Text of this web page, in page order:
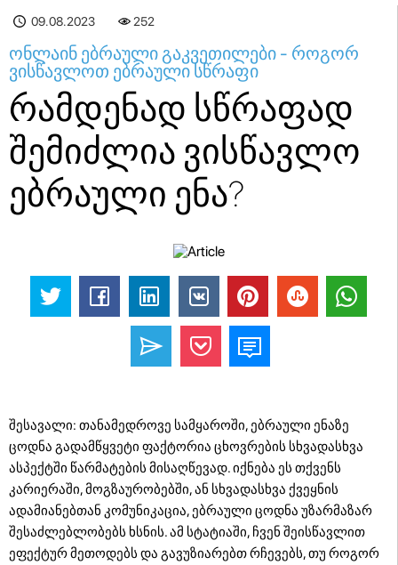
09.08.2023 252
ონლაინ ებრაული გაკვეთილები - როგორ
ვისწავლოთ ებრაული სწრაფი
რამდენად სწრაფად
შემიძლია ვისწავლო
ებრაული ენა?
შესავალი: თანამედროვე სამყაროში, ებრაული ენაზე
ცოდნა გადამწყვეტი ფაქტორია ცხოვრების სხვადასხვა
ასპექტში წარმატების მისაღწევად. იქნება ეს თქვენს
კარიერაში, მოგზაურობებში, ან სხვადასხვა ქვეყნის
ადამიანებთან კომუნიკაცია, ებრაული ცოდნა უზარმაზარ
შესაძლებლობებს ხსნის. ამ სტატიაში, ჩვენ შეისწავლით
ეფექტურ მეთოდებს და გავუზიარებთ რჩევებს, თუ როგორ